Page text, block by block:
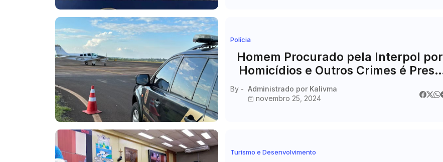
Polícia
Homem Procurado pela Interpol por
Homicídios e Outros Crimes é Preso
em Foz do Iguaçu
By - Administrado por Kalivma
novembro 25, 2024
Turismo e Desenvolvimento